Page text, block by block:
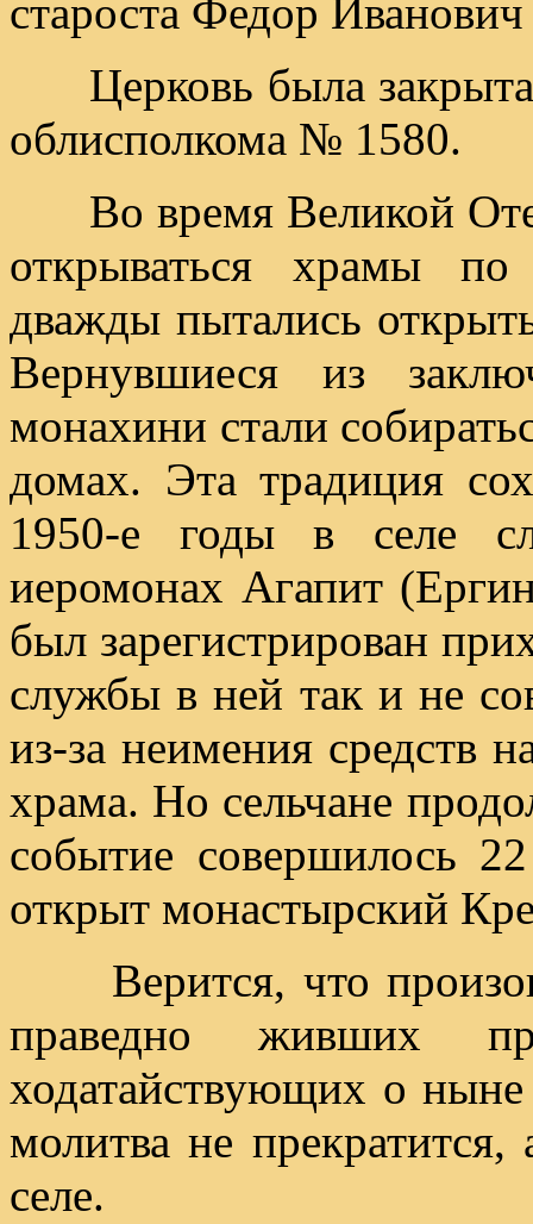
староста Федор
Церковь была закрыта
облисполкома № 1580.
Во время Великой
открываться храмы
дважды пытались
Вернувшиеся из
монахини стали
домах. Эта традиция
1950-е годы в селе
иеромонах Агапит
был зарегистрирован
службы в ней так и не
из-за неимения средств
храма. Но сельчане
событие совершилось
открыт монастырский
Верится, что
праведно живших
ходатайствующих о
молитва не
селе.